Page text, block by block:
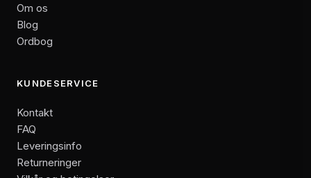
Om os
Blog
Ordbog
KUNDESERVICE
Kontakt
FAQ
Leveringsinfo
Returneringer